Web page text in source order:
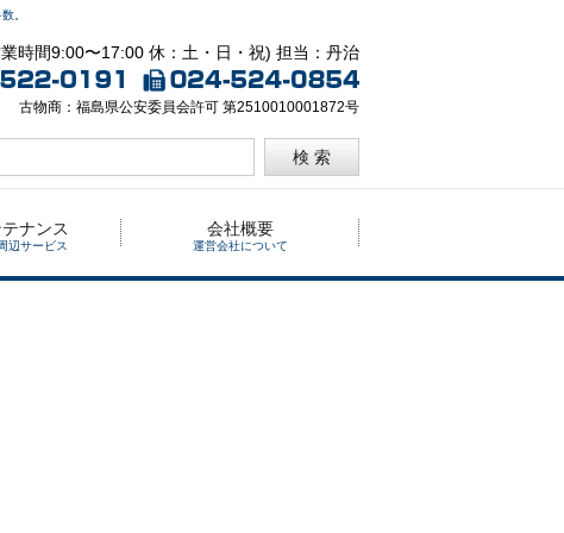
。
時間9:00〜17:00 休：土・日・祝) 担当：丹治
古物商：福島県公安委員会許可 第2510010001872号
検 索
ナンス
辺サービス
会社概要
運営会社について